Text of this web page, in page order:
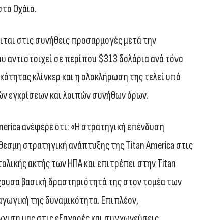
Οχάιο.
στις συνήθεις προσαρμογές μετά την
αντιστοιχεί σε περίπου $313 δολάρια ανά τόνο
κλίνκερ και η ολοκλήρωση της τελεί υπό
εγκρίσεων και λοιπών συνήθων όρων.
ανέφερε ότι: «Η στρατηγική επένδυση
στρατηγική ανάπτυξης της Titan America στις
ακτής των ΗΠΑ και επιτρέπει στην Titan
βασική δραστηριότητά της στον τομέα των
της δυναμικότητα. Επιπλέον,